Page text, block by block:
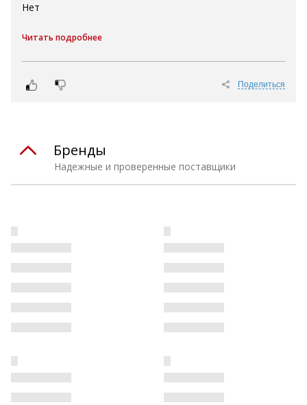
Нет
Читать подробнее
Поделиться
Надежные и проверенные поставщики
Бренды